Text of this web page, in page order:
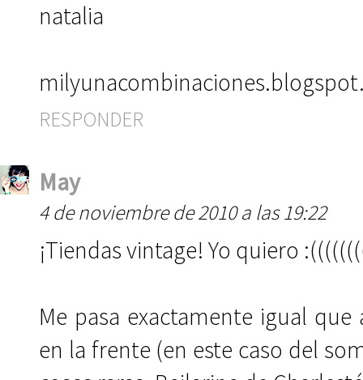
natalia
RESPONDER
May
4 de noviembre de 2010 a las 19:22
¡Tiendas vintage! Yo quiero
Me pasa exactamente igual
en la frente (en este caso del